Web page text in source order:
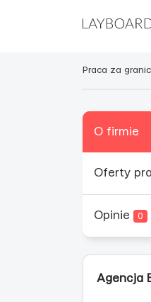
Praca za
O firmie
Oferty
Opinie 0
Agencja